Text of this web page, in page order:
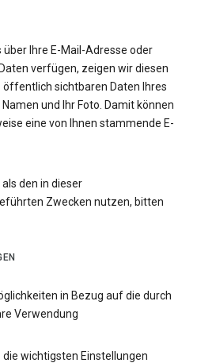
Ihre E-Mail-Adresse oder
verfügen, zeigen wir diesen
sichtbaren Daten Ihres
und Ihr Foto. Damit können
eine von Ihnen stammende E-
den in dieser
Zwecken nutzen, bitten
in Bezug auf die durch
Verwendung
wichtigsten Einstellungen